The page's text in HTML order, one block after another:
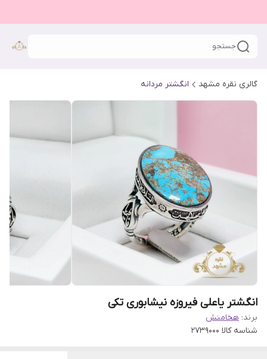
جستجو
گالری نقره مشهد انگشتر مردانه
انگشتر یاعلی فیروزه نیشابوری تکی
برند: هخامنش
شناسه کالا 2739000